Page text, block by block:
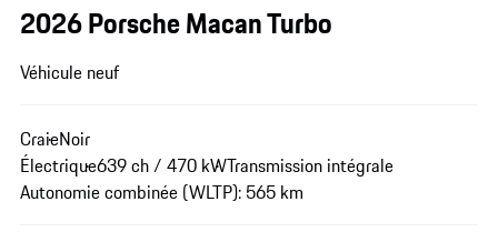
2026 Porsche Macan Turbo
Véhicule neuf
CraieNoir
Électrique639 ch / 470 kWTransmission intégrale
Autonomie combinée (WLTP): 565 km